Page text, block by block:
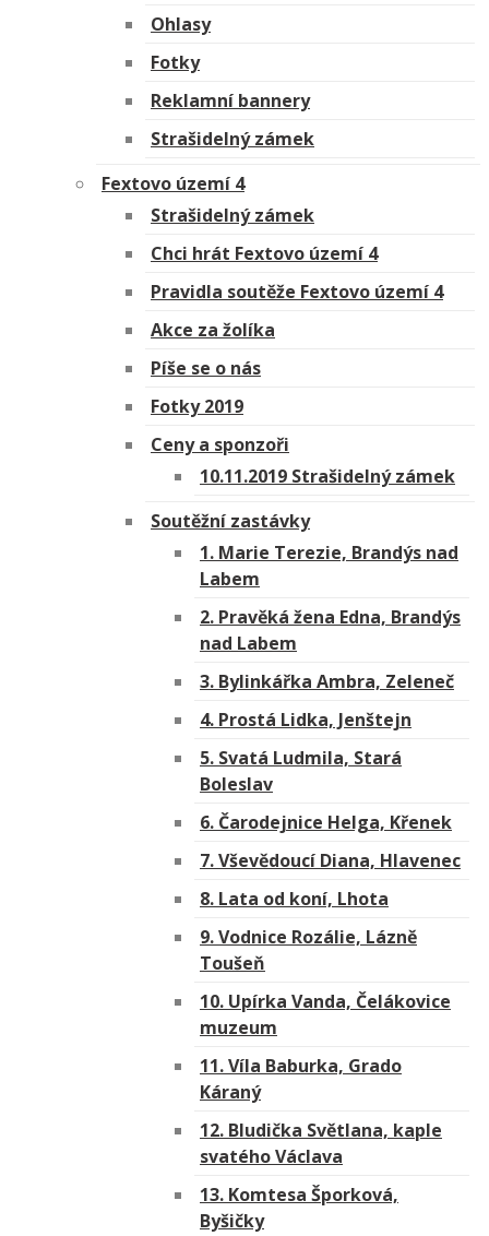
Ohlasy
Fotky
Reklamní bannery
Strašidelný zámek
Fextovo území 4
Strašidelný zámek
Chci hrát Fextovo území 4
Pravidla soutěže Fextovo území 4
Akce za žolíka
Píše se o nás
Fotky 2019
Ceny a sponzoři
10.11.2019 Strašidelný zámek
Soutěžní zastávky
1. Marie Terezie, Brandýs nad
Labem
2. Pravěká žena Edna, Brandýs
nad Labem
3. Bylinkářka Ambra, Zeleneč
4. Prostá Lidka, Jenštejn
5. Svatá Ludmila, Stará
Boleslav
6. Čarodejnice Helga, Křenek
7. Vševědoucí Diana, Hlavenec
8. Lata od koní, Lhota
9. Vodnice Rozálie, Lázně
Toušeň
10. Upírka Vanda, Čelákovice
muzeum
11. Víla Baburka, Grado
Káraný
12. Bludička Světlana, kaple
svatého Václava
13. Komtesa Šporková,
Byšičky